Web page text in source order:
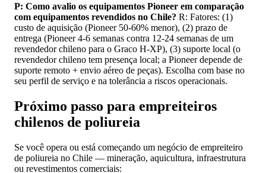
P: Como avalio os equipamentos Pioneer em comparação
com equipamentos revendidos no Chile? R: Fatores: (1)
custo de aquisição (Pioneer 50-60% menor), (2) prazo de
entrega (Pioneer 4-6 semanas contra 12-24 semanas de um
revendedor chileno para o Graco H-XP), (3) suporte local (o
revendedor chileno tem presença local; a Pioneer depende de
suporte remoto + envio aéreo de peças). Escolha com base no
seu perfil de serviço e na tolerância a riscos operacionais.
Próximo passo para empreiteiros
chilenos de poliureia
Se você opera ou está começando um negócio de empreiteiro
de poliureia no Chile — mineração, aquicultura, infraestrutura
ou revestimentos comerciais: